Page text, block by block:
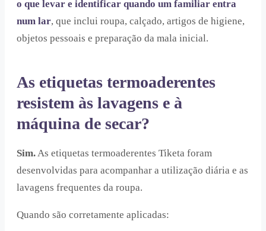
o que levar e identificar quando um familiar entra
num lar, que inclui roupa, calçado, artigos de higiene,
objetos pessoais e preparação da mala inicial.
As etiquetas termoaderentes
resistem às lavagens e à
máquina de secar?
Sim.As etiquetas termoaderentes Tiketa foram
desenvolvidas para acompanhar a utilização diária e as
lavagens frequentes da roupa.
Quando são corretamente aplicadas: